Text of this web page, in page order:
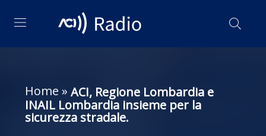
Home » ACI, Regione Lombardia e
INAIL Lombardia insieme per la
sicurezza stradale.